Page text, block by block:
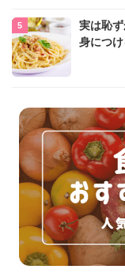
実は恥
身につ